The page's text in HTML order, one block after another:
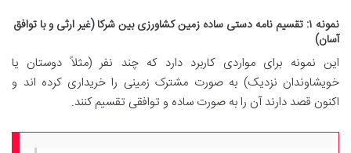
نمونه ۱: تقسیم نامه دستی ساده زمین کشاورزی بین شرکا (غیر ارثی و با توافق
آسان)
این نمونه برای مواردی کاربرد دارد که چند نفر (مثلاً دوستان یا
خویشاوندان نزدیک) به صورت مشترک زمینی را خریداری کرده اند و
اکنون قصد دارند آن را به صورت ساده و توافقی تقسیم کنند.